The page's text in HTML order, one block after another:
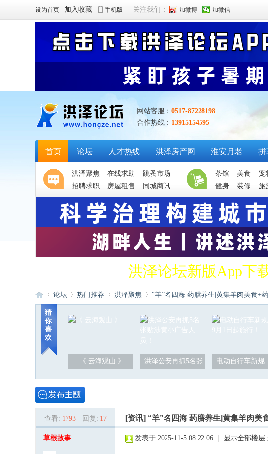
设为首页 加入收藏 手机版 关注我们： 加微博 加微信
网站客服： 0517-87228198
合作热线： 13915154595
首页 论坛 人才热线 洪泽房产网 淮安月老 拼
洪泽聚焦 在线求助
跳蚤市场
招聘求职
房屋租售 同城商讯
茶馆 美食 宠
健身
装修 旅
洪泽论坛新版App下
»
论坛 热门推荐 洪泽聚焦 “羊”名四海 药膳养生|黄集羊肉美食+
猜
你
喜
欢
《 云海观山 》 洪泽公安再抓5名张 电动自行车新规
查看: 1793 回复: 17 [资讯] “羊”名四海 药膳养生|黄集羊肉美
草根故事 发表于 2025-11-5 08:22:06 显示全部楼层